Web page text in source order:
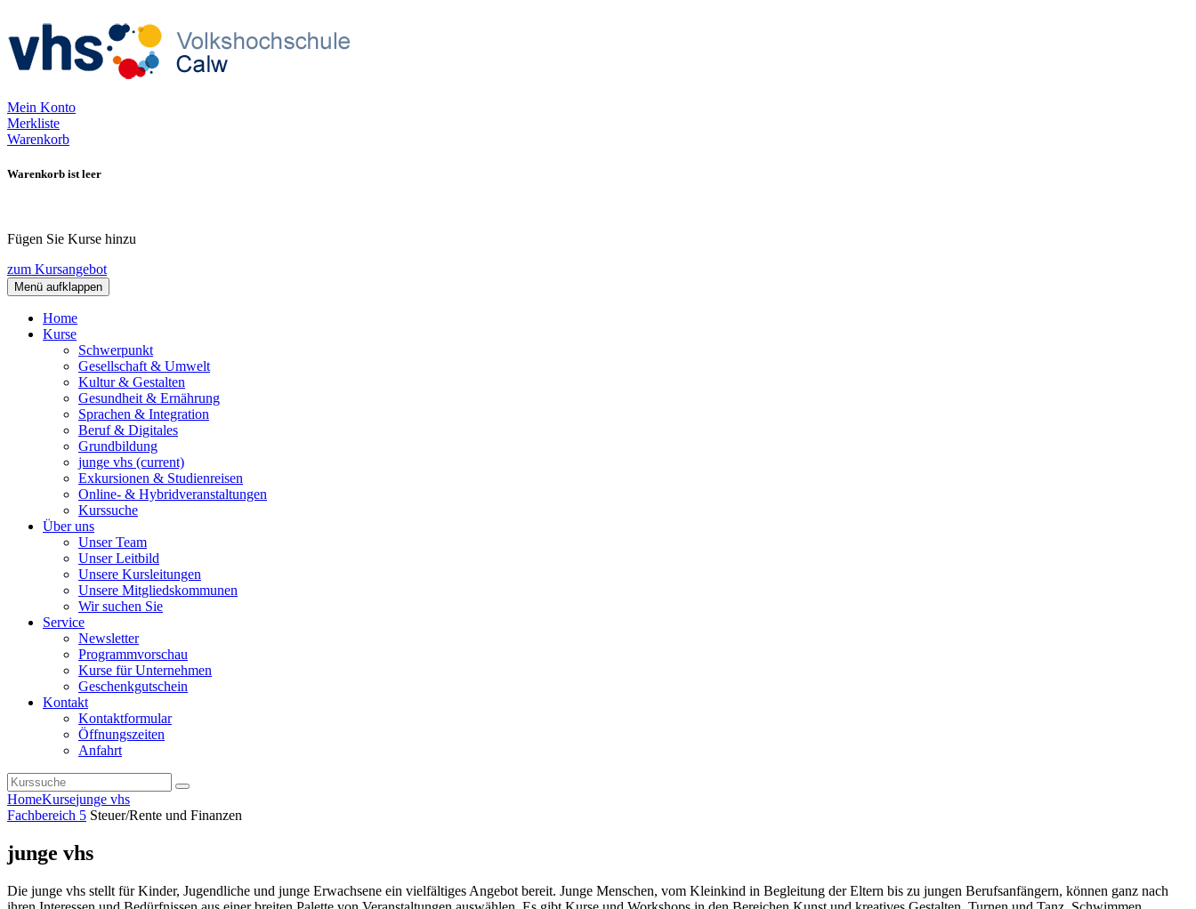
Mein Konto
Merkliste
Warenkorb
Warenkorb ist leer
Fügen Sie Kurse hinzu
zum Kursangebot
Menü aufklappen
Home
Kurse
Schwerpunkt
Gesellschaft & Umwelt
Kultur & Gestalten
Gesundheit & Ernährung
Sprachen & Integration
Beruf & Digitales
Grundbildung
junge vhs (current)
Exkursionen & Studienreisen
Online- & Hybridveranstaltungen
Kurssuche
Über uns
Unser Team
Unser Leitbild
Unsere Kursleitungen
Unsere Mitgliedskommunen
Wir suchen Sie
Service
Newsletter
Programmvorschau
Kurse für Unternehmen
Geschenkgutschein
Kontakt
Kontaktformular
Öffnungszeiten
Anfahrt
HomeKursejunge vhs
Fachbereich 5 Steuer/Rente und Finanzen
junge vhs
Die junge vhs stellt für Kinder, Jugendliche und junge Erwachsene ein vielfältiges Angebot bereit. Junge Menschen, vom Kleinkind in Begleitung der Eltern bis zu jungen Berufsanfängern, können ganz nach